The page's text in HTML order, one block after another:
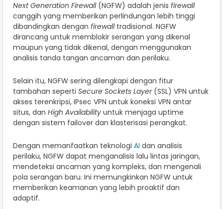
Next Generation Firewall(NGFW) adalah jenis firewall
canggih yang memberikan perlindungan lebih tinggi
dibandingkan dengan firewalltradisional. NGFW
dirancang untuk memblokir serangan yang dikenal
maupun yang tidak dikenal, dengan menggunakan
analisis tanda tangan ancaman dan perilaku.
Selain itu, NGFW sering dilengkapi dengan fitur
tambahan seperti Secure Sockets Layer(SSL) VPN untuk
akses terenkripsi, IPsec VPN untuk koneksi VPN antar
situs, dan High Availability untuk menjaga uptime
dengan sistem failover dan klasterisasi perangkat.
Dengan memanfaatkan teknologi AI dan analisis
perilaku, NGFW dapat menganalisis lalu lintas jaringan,
mendeteksi ancaman yang kompleks, dan mengenali
pola serangan baru. Ini memungkinkan NGFW untuk
memberikan keamanan yang lebih proaktif dan
adaptif.